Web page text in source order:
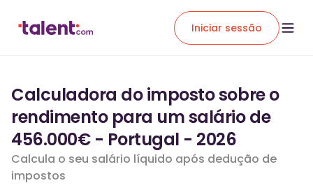
Iniciar sessão
Calculadora do imposto sobre o
rendimento para um salário de
456.000€ - Portugal - 2026
Calcula o seu salário líquido após dedução de
impostos